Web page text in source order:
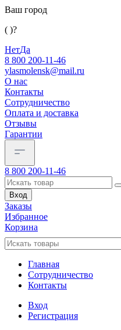
Ваш город
( )?
НетДа
8 800 200-11-46
ylasmolensk@mail.ru
О нас
Контакты
Сотрудничество
Оплата и доставка
Отзывы
Гарантии
8 800 200-11-46
Вход
Заказы
Избранное
Корзина
Главная
Сотрудничество
Контакты
Вход
Регистрация